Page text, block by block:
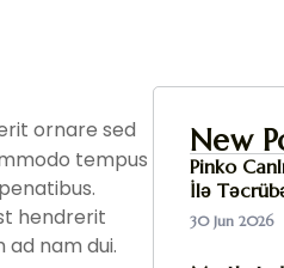
ornare sed
tempus
hendrerit
nam dui.
New
Pinko
İlə
30 Jun 2026